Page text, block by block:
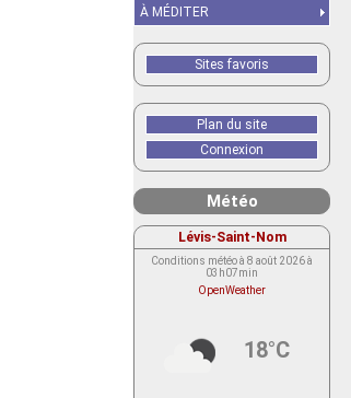
À MÉDITER
Sites favoris
Plan du site
Connexion
Météo
Lévis-Saint-Nom
Conditions météo à 8 août 2026 à
03h07min
OpenWeather
18°C